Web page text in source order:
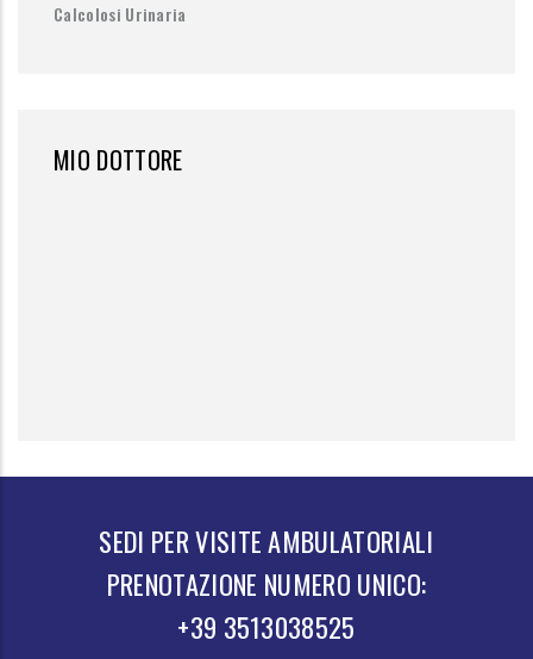
Calcolosi Urinaria
MIO DOTTORE
SEDI PER VISITE AMBULATORIALI
PRENOTAZIONE NUMERO UNICO:
+39 3513038525